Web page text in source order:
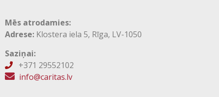
Mēs atrodamies:
Adrese: Klostera iela 5, Rīga, LV-1050
Saziņai:
+371 29552102
 info@caritas.lv